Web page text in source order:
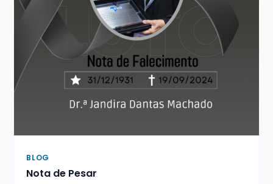
BLOG
Nota de Pesar